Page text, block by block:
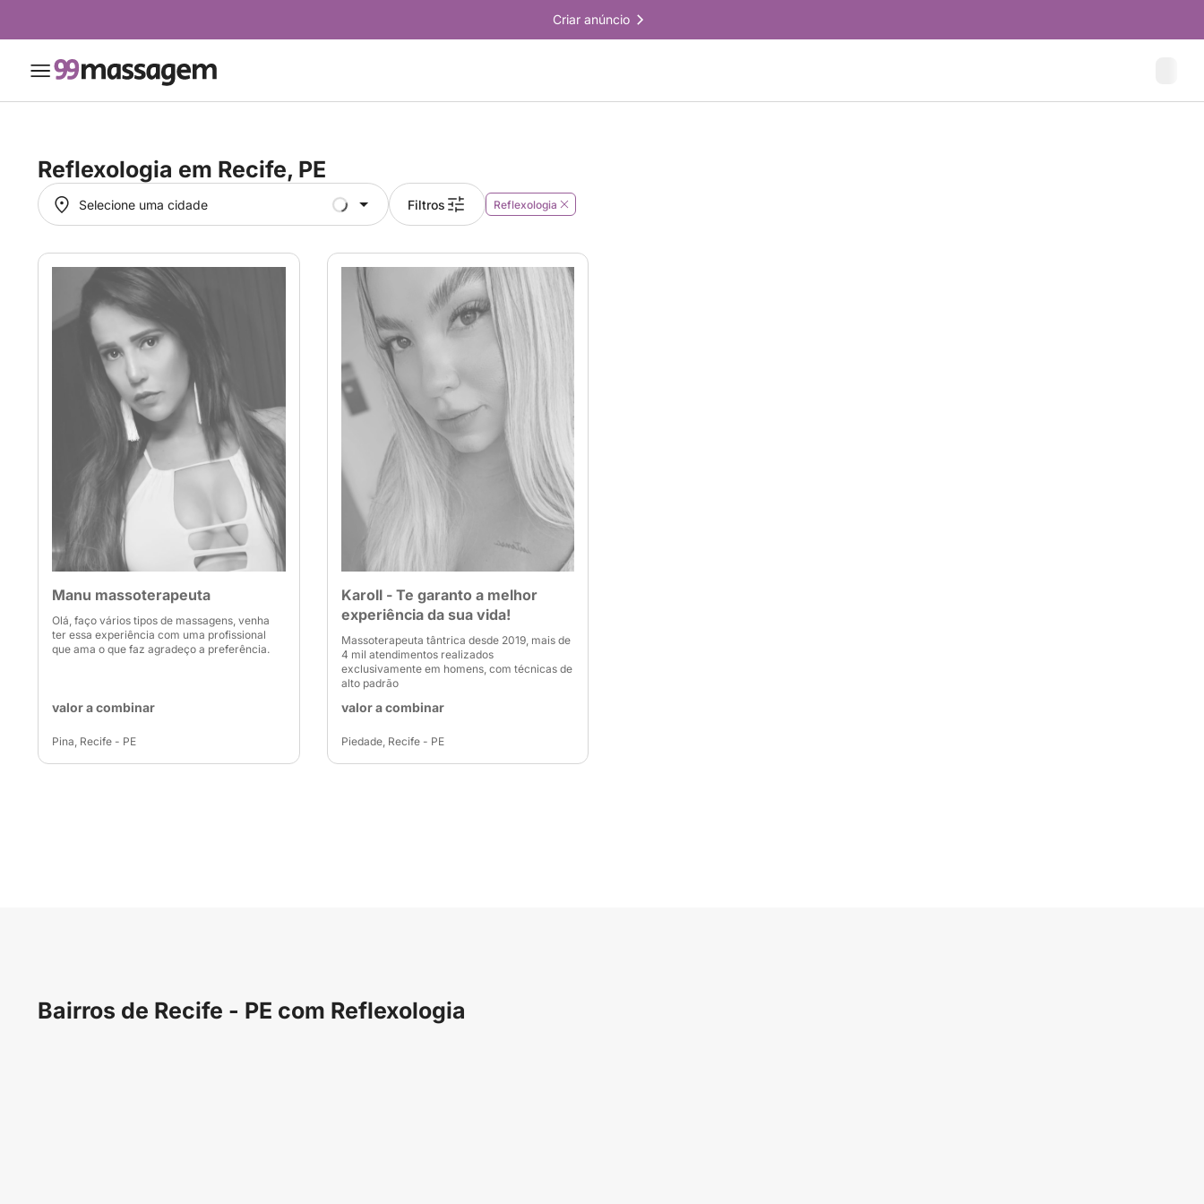
Criar anúncio
Reflexologia em Recife, PE
Selecione uma cidade
Selecione uma cidade Filtros Reflexologia
Manu massoterapeuta
Olá, faço vários tipos de massagens, venha
ter essa experiência com uma profissional
que ama o que faz agradeço a preferência.
valor a combinar
Pina, Recife - PE
Karoll - Te garanto a melhor
experiência da sua vida!
Massoterapeuta tântrica desde 2019, mais de
4 mil atendimentos realizados
exclusivamente em homens, com técnicas de
alto padrão
valor a combinar
Piedade, Recife - PE
Bairros de Recife - PE com Reflexologia